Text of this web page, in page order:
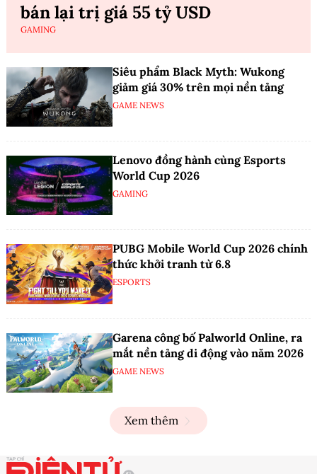
bán lại trị giá 55 tỷ USD
GAMING
Siêu phẩm Black Myth: Wukong
giảm giá 30% trên mọi nền tảng
GAME NEWS
Lenovo đồng hành cùng Esports
World Cup 2026
GAMING
PUBG Mobile World Cup 2026 chính
thức khởi tranh từ 6.8
ESPORTS
Garena công bố Palworld Online, ra
mắt nền tảng di động vào năm 2026
GAME NEWS
Xem thêm